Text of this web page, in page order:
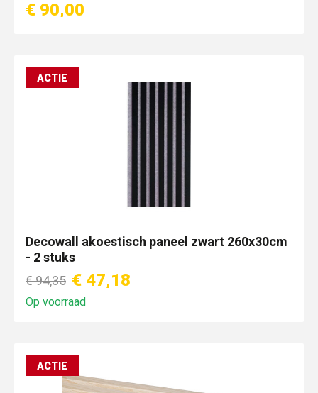
€ 90,00
ACTIE
Decowall akoestisch paneel zwart 260x30cm
- 2 stuks
€ 94,35 € 47,18
Op voorraad
ACTIE